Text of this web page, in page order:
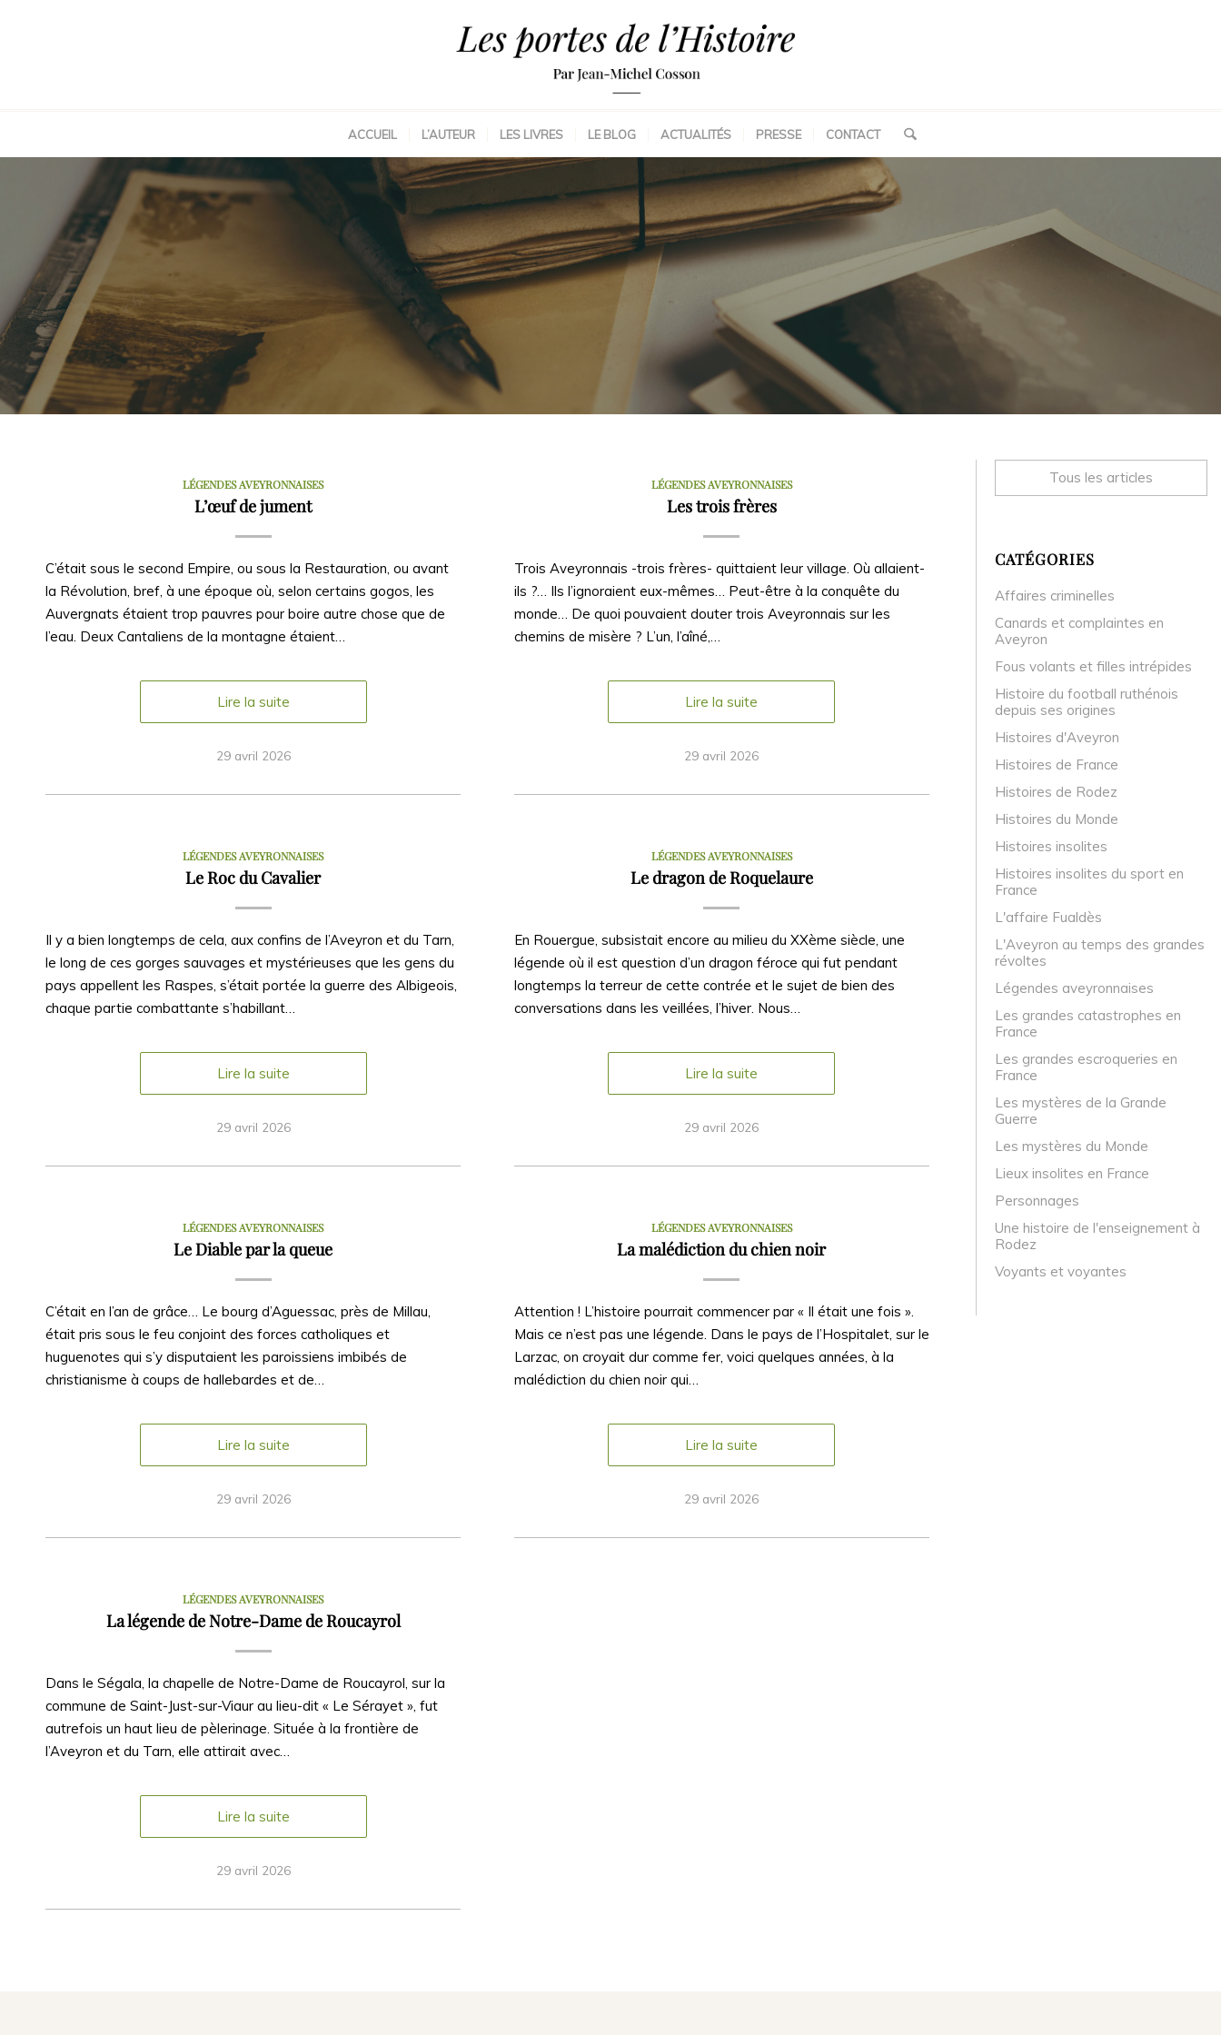
ACCUEIL L’AUTEUR LES LIVRES LE BLOG ACTUALITÉS PRESSE CONTACT
LÉGENDES AVEYRONNAISES
L’œuf de jument
C’était sous le second Empire, ou sous la Restauration, ou avant
la Révolution, bref, à une époque où, selon certains gogos, les
Auvergnats étaient trop pauvres pour boire autre chose que de
l’eau. Deux Cantaliens de la montagne étaient…
Lire la suite
29 avril 2026
LÉGENDES AVEYRONNAISES
Les trois frères
Trois Aveyronnais -trois frères- quittaient leur village. Où allaient-
ils ?… Ils l’ignoraient eux-mêmes… Peut-être à la conquête du
monde… De quoi pouvaient douter trois Aveyronnais sur les
chemins de misère ? L’un, l’aîné,…
Lire la suite
29 avril 2026
LÉGENDES AVEYRONNAISES
Le Roc du Cavalier
Il y a bien longtemps de cela, aux confins de l’Aveyron et du Tarn,
le long de ces gorges sauvages et mystérieuses que les gens du
pays appellent les Raspes, s’était portée la guerre des Albigeois,
chaque partie combattante s’habillant…
Lire la suite
29 avril 2026
LÉGENDES AVEYRONNAISES
Le dragon de Roquelaure
En Rouergue, subsistait encore au milieu du XXème siècle, une
légende où il est question d’un dragon féroce qui fut pendant
longtemps la terreur de cette contrée et le sujet de bien des
conversations dans les veillées, l’hiver. Nous…
Lire la suite
29 avril 2026
LÉGENDES AVEYRONNAISES
Le Diable par la queue
C’était en l’an de grâce… Le bourg d’Aguessac, près de Millau,
était pris sous le feu conjoint des forces catholiques et
huguenotes qui s’y disputaient les paroissiens imbibés de
christianisme à coups de hallebardes et de…
Lire la suite
29 avril 2026
LÉGENDES AVEYRONNAISES
La malédiction du chien noir
Attention ! L’histoire pourrait commencer par « Il était une fois ».
Mais ce n’est pas une légende. Dans le pays de l’Hospitalet, sur le
Larzac, on croyait dur comme fer, voici quelques années, à la
malédiction du chien noir qui…
Lire la suite
29 avril 2026
LÉGENDES AVEYRONNAISES
La légende de Notre-Dame de Roucayrol
Dans le Ségala, la chapelle de Notre-Dame de Roucayrol, sur la
commune de Saint-Just-sur-Viaur au lieu-dit « Le Sérayet », fut
autrefois un haut lieu de pèlerinage. Située à la frontière de
l’Aveyron et du Tarn, elle attirait avec…
Lire la suite
29 avril 2026
Tous les articles
CATÉGORIES
Affaires criminelles
Canards et complaintes en
Aveyron
Fous volants et filles intrépides
Histoire du football ruthénois
depuis ses origines
Histoires d'Aveyron
Histoires de France
Histoires de Rodez
Histoires du Monde
Histoires insolites
Histoires insolites du sport en
France
L'affaire Fualdès
L'Aveyron au temps des grandes
révoltes
Légendes aveyronnaises
Les grandes catastrophes en
France
Les grandes escroqueries en
France
Les mystères de la Grande
Guerre
Les mystères du Monde
Lieux insolites en France
Personnages
Une histoire de l'enseignement à
Rodez
Voyants et voyantes